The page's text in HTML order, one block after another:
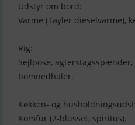
Udstyr om bord:
Varme (Tayler dieselvarme),
Rig:
Sejlpose,
bomnedhaler.
Køkken- og
Komfur (2-blusset, spiritus).